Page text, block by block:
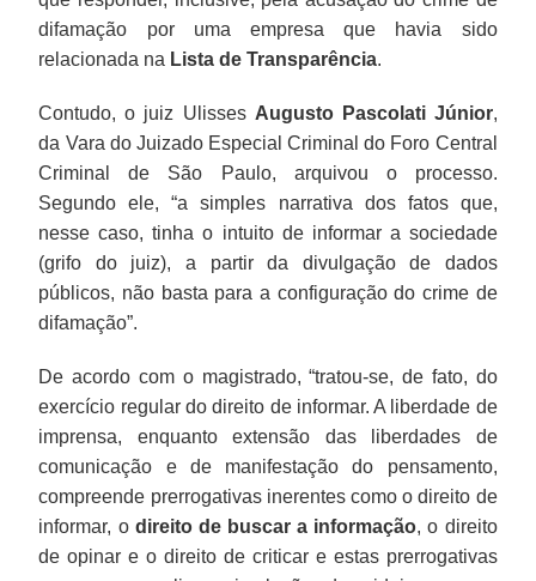
difamação por uma empresa que havia sido
relacionada na Lista de Transparência.
Contudo, o juiz Ulisses Augusto Pascolati Júnior,
da Vara do Juizado Especial Criminal do Foro Central
Criminal de São Paulo, arquivou o processo.
Segundo ele, “a simples narrativa dos fatos que,
nesse caso, tinha o intuito de informar a sociedade
(grifo do juiz), a partir da divulgação de dados
públicos, não basta para a configuração do crime de
difamação”.
De acordo com o magistrado, “tratou-se, de fato, do
exercício regular do direito de informar. A liberdade de
imprensa, enquanto extensão das liberdades de
comunicação e de manifestação do pensamento,
compreende prerrogativas inerentes como o direito de
informar, o direito de buscar a informação, o direito
de opinar e o direito de criticar e estas prerrogativas